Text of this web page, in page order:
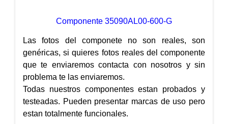
Componente 35090AL00-600-G
Las fotos del componete no son reales, son
genéricas, si quieres fotos reales del componente
que te enviaremos contacta con nosotros y sin
problema te las enviaremos.
Todas nuestros componentes estan probados y
testeadas. Pueden presentar marcas de uso pero
estan totalmente funcionales.